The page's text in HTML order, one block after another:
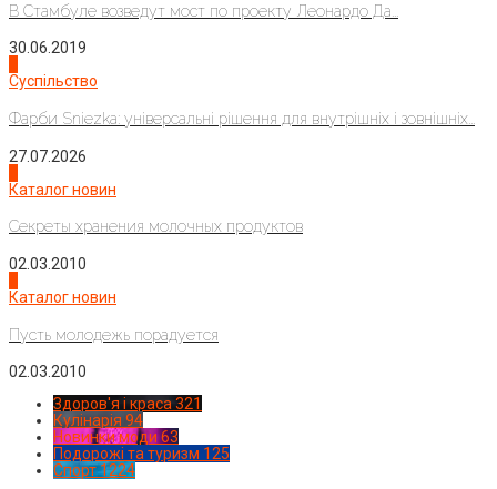
В Стамбуле возведут мост по проекту Леонардо Да...
30.06.2019
Суспільство
Фарби Sniezka: універсальні рішення для внутрішніх і зовнішніх...
27.07.2026
Каталог новин
Секреты хранения молочных продуктов
02.03.2010
Каталог новин
Пусть молодежь порадуется
02.03.2010
Здоров'я і краса 321
Кулінарія 94
Новинки моди 63
Подорожі та туризм 125
Спорт1224